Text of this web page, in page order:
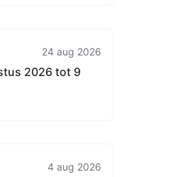
24 aug 2026
2026 tot 9
4 aug 2026